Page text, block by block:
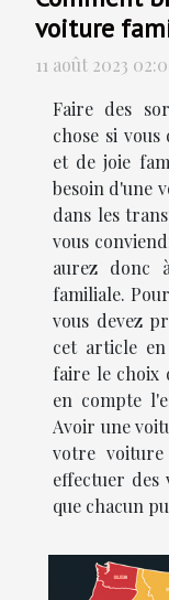
voiture
11 août 2023
Faire des
chose si
et de joie
besoin d'une
dans les
vous
aurez donc
familiale.
vous devez
cet article
faire le choix
en compte
Avoir une
votre voiture
effectuer des
que chacun